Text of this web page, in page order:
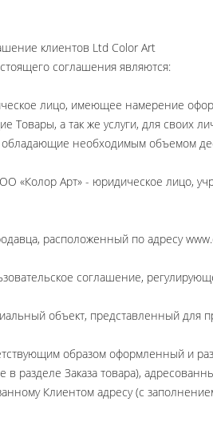
клиентов Ltd Color Art
соглашения являются:
лицо, имеющее намерение
Товары, а так же услуги, для своих
необходимым объемом
«Колор Арт» - юридическое лицо,
расположенный по адресу
соглашение,
объект, представленный для
образом оформленный и
в разделе Заказа товара),
Клиентом адресу (с